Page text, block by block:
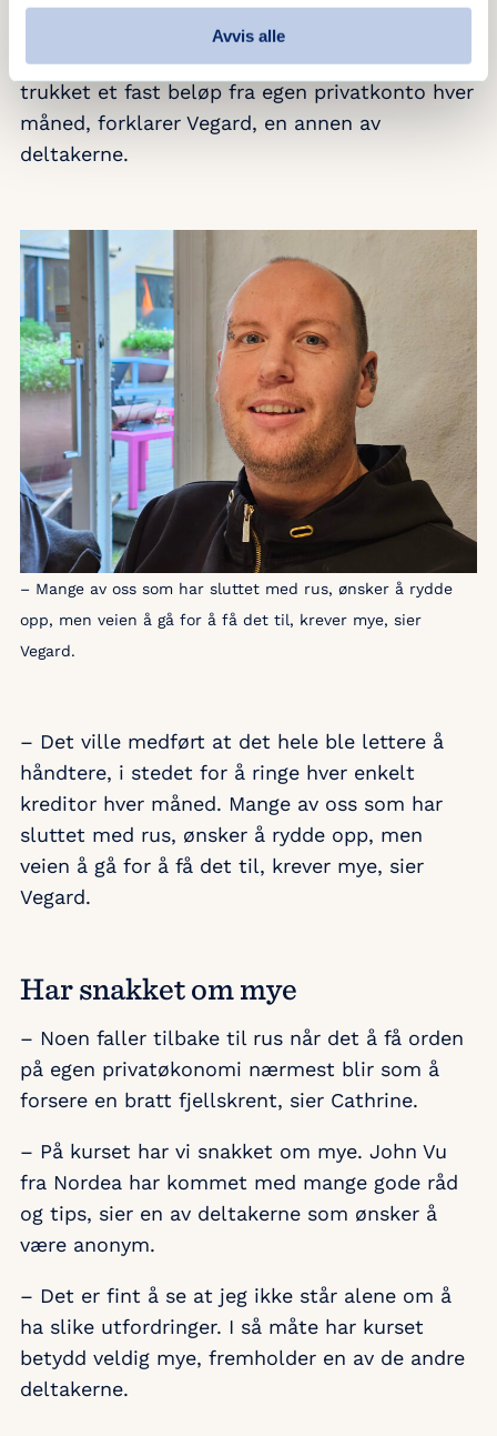
Avvis alle
vært om all gjeld kunne blitt samlet hos en
kreditor, for eksempel en bank, og at det ble
trukket et fast beløp fra egen privatkonto hver
måned, forklarer Vegard, en annen av
deltakerne.
– Mange av oss som har sluttet med rus, ønsker å rydde
opp, men veien å gå for å få det til, krever mye, sier
Vegard.
– Det ville medført at det hele ble lettere å
håndtere, i stedet for å ringe hver enkelt
kreditor hver måned. Mange av oss som har
sluttet med rus, ønsker å rydde opp, men
veien å gå for å få det til, krever mye, sier
Vegard.
Har snakket om mye
– Noen faller tilbake til rus når det å få orden
på egen privatøkonomi nærmest blir som å
forsere en bratt fjellskrent, sier Cathrine.
– På kurset har vi snakket om mye. John Vu
fra Nordea har kommet med mange gode råd
og tips, sier en av deltakerne som ønsker å
være anonym.
– Det er fint å se at jeg ikke står alene om å
ha slike utfordringer. I så måte har kurset
betydd veldig mye, fremholder en av de andre
deltakerne.